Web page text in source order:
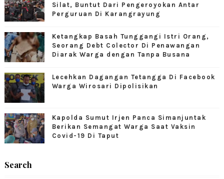
Silat, Buntut Dari Pengeroyokan Antar
Perguruan Di Karangrayung
Ketangkap Basah Tunggangi Istri Orang,
Seorang Debt Colector Di Penawangan
Diarak Warga dengan Tanpa Busana
Lecehkan Dagangan Tetangga Di Facebook
Warga Wirosari Dipolisikan
Kapolda Sumut Irjen Panca Simanjuntak
Berikan Semangat Warga Saat Vaksin
Covid-19 Di Taput
Search